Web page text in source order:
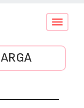
Conmutar